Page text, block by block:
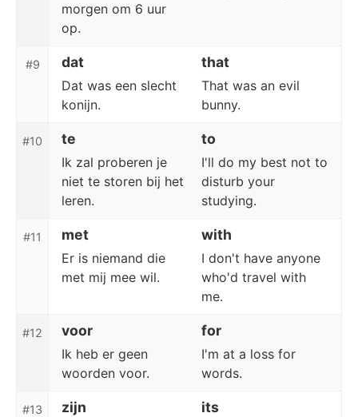
morgen om 6 uur
op.
#9 dat that
Dat was een slecht
konijn.
That was an evil
bunny.
#10 te to
Ik zal proberen je
niet te storen bij het
leren.
I'll do my best not to
disturb your
studying.
#11 met with
Er is niemand die
met mij mee wil.
I don't have anyone
who'd travel with
me.
#12 voor for
Ik heb er geen
woorden voor.
I'm at a loss for
words.
#13 zijn its